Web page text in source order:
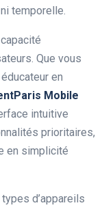
temporelle.
Que vous
en
Mobile
intuitive
prioritaires,
en simplicité
d’appareils